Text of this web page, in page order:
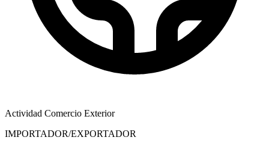
Actividad Comercio Exterior
IMPORTADOR/EXPORTADOR